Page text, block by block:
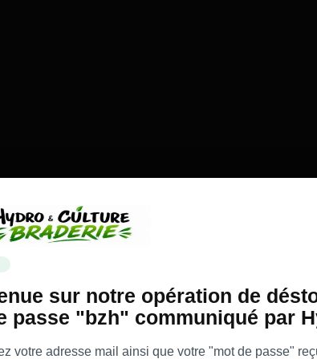
sur notre opération de
passe "bzh" communiqué par
votre adresse mail ainsi que votre "mot de passe"